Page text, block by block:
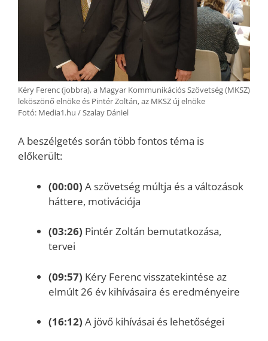
Kéry Ferenc (jobbra), a Magyar Kommunikációs Szövetség (MKSZ)
leköszönő elnöke és Pintér Zoltán, az MKSZ új elnöke
Fotó: Media1.hu / Szalay Dániel
A beszélgetés során több fontos téma is
előkerült:
(00:00) A szövetség múltja és a változások
háttere, motivációja
(03:26) Pintér Zoltán bemutatkozása,
tervei
(09:57) Kéry Ferenc visszatekintése az
elmúlt 26 év kihívásaira és eredményeire
(16:12) A jövő kihívásai és lehetőségei